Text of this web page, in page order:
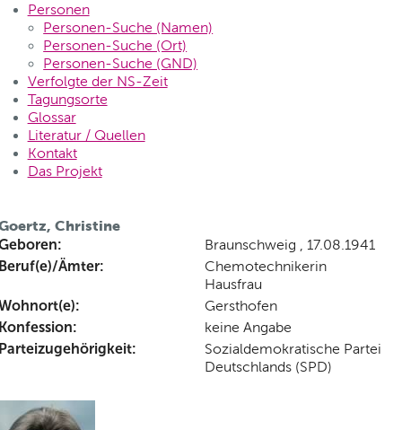
Personen
Personen-Suche (Namen)
Personen-Suche (Ort)
Personen-Suche (GND)
Verfolgte der NS-Zeit
Tagungsorte
Glossar
Literatur / Quellen
Kontakt
Das Projekt
Christine
Braunschweig , 17.08.1941
Ämter:
Chemotechnikerin
Hausfrau
Gersthofen
keine Angabe
Sozialdemokratische Partei
Deutschlands (SPD)